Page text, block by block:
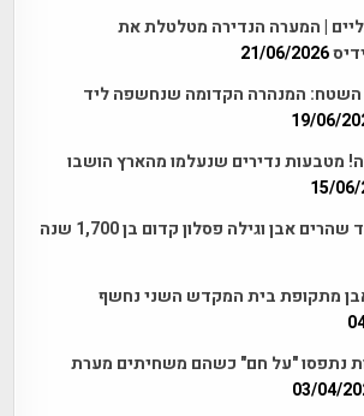
| המערה הנדירה מטלטלת את
21/06/2026
השטח: המנהרה הקדומה שנחשפה ליד
19/06/
מטבעות נדירים שנעלמו מהארץ הושבו
15/
אבן וגילה פסלון קדום בן 1,700 שנה
אבן מתקופת בית המקדש השני נחשף
נתפסו "על חם" כשהם משחיתים מערת
03/04/